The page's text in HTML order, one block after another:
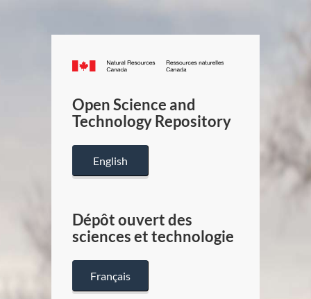
Canada.ca
/
Canada
Open Science and
Technology Repository
English
Dépôt ouvert des
sciences et technologie
Français